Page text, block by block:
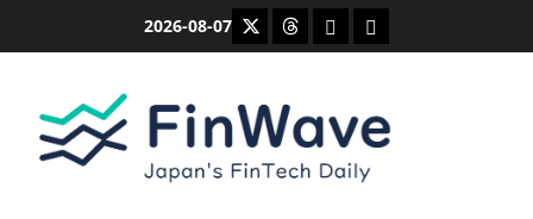
2026-08-07 X ThreadsBlueskyMastodon